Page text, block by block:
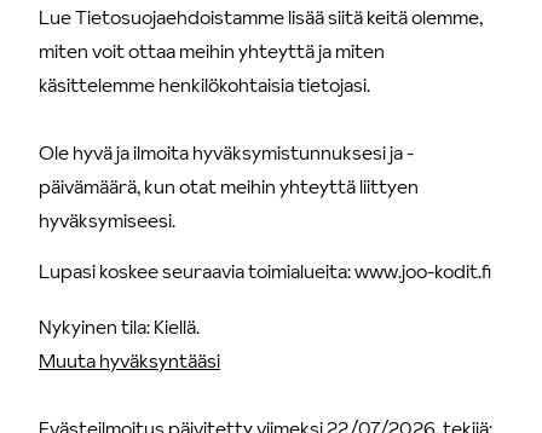
Lue Tietosuojaehdoistamme lisää siitä keitä olemme,
miten voit ottaa meihin yhteyttä ja miten
käsittelemme henkilökohtaisia tietojasi.
Ole hyvä ja ilmoita hyväksymistunnuksesi ja -
päivämäärä, kun otat meihin yhteyttä liittyen
hyväksymiseesi.
Lupasi koskee seuraavia toimialueita: www.joo-kodit.fi
Nykyinen tila: Kiellä.
Muuta hyväksyntääsi